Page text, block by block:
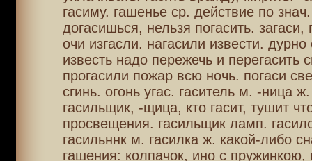
гасиму. гашенье ср. действие по знач.
догасишься, нельзя погасить. загаси,
очи изгасли. нагасили извести.
известь надо пережечь и перегасить
прогасили пожар всю ночь. погаси
сгинь. огонь угас. гаситель м. -ница
гасильщик, -щица, кто гасит, тушит
просвещения. гасильщик ламп.
гасильннк м. гасилка ж. какой-либо
гашения: колпачок, ино с